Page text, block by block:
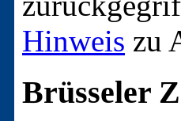
Hinweis zu
Brüsseler